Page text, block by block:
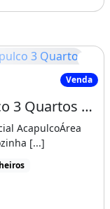
3 QuartosVenda
CSB 3 Taguatinga Res Acapulco 3 Quartos 1 Vaga 72m² Cozinha Planejado Armários
AcapulcoÁrea
[...]